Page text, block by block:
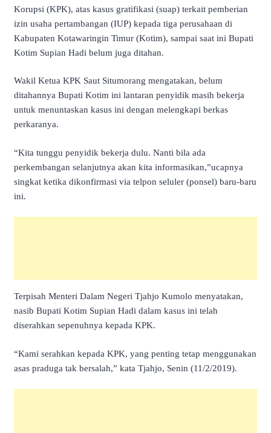
Korupsi (KPK), atas kasus gratifikasi (suap) terkait pemberian
izin usaha pertambangan (IUP) kepada tiga perusahaan di
Kabupaten Kotawaringin Timur (Kotim), sampai saat ini Bupati
Kotim Supian Hadi belum juga ditahan.
Wakil Ketua KPK Saut Situmorang mengatakan, belum
ditahannya Bupati Kotim ini lantaran penyidik masih bekerja
untuk menuntaskan kasus ini dengan melengkapi berkas
perkaranya.
“Kita tunggu penyidik bekerja dulu. Nanti bila ada
perkembangan selanjutnya akan kita informasikan,”ucapnya
singkat ketika dikonfirmasi via telpon seluler (ponsel) baru-baru
ini.
Terpisah Menteri Dalam Negeri Tjahjo Kumolo menyatakan,
nasib Bupati Kotim Supian Hadi dalam kasus ini telah
diserahkan sepenuhnya kepada KPK.
“Kami serahkan kepada KPK, yang penting tetap menggunakan
asas praduga tak bersalah,” kata Tjahjo, Senin (11/2/2019).